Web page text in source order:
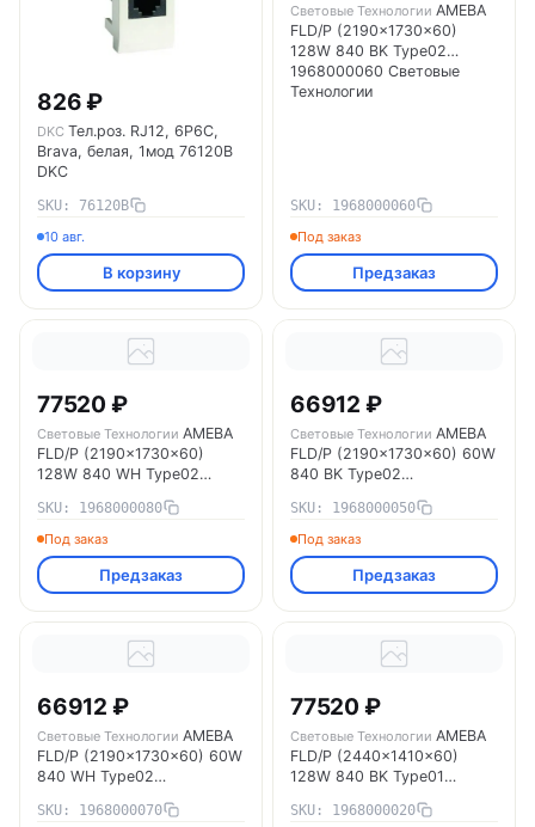
826 ₽
DKC Тел.роз. RJ12, 6P6C,
Brava, белая, 1мод 76120B
DKC
SKU: 76120B
10 авг.
В корзину
Световые Технологии AMEBA
FLD/P (2190x1730x60)
128W 840 BK Type02
1968000060 Световые
Технологии
SKU: 1968000060
Под заказ
Предзаказ
77520 ₽
Световые Технологии AMEBA
FLD/P (2190x1730x60)
128W 840 WH Type02
Технологии
SKU: 1968000080
Под заказ
Предзаказ
66912 ₽
Световые Технологии AMEBA
FLD/P (2190x1730x60) 60W
840 BK Type02
Технологии
SKU: 1968000050
Под заказ
Предзаказ
66912 ₽
Световые Технологии AMEBA
FLD/P (2190x1730x60) 60W
840 WH Type02
Технологии
SKU: 1968000070
77520 ₽
Световые Технологии AMEBA
FLD/P (2440x1410x60)
128W 840 BK Type01
Технологии
SKU: 1968000020